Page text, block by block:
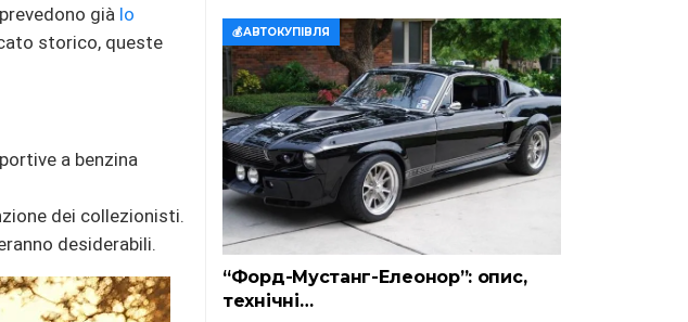
già lo
storico, queste
a benzina
dei collezionisti.
desiderabili.
💰АВТОКУПІВЛЯ
“Форд-Мустанг-Елеонор”: опис,
технічні…